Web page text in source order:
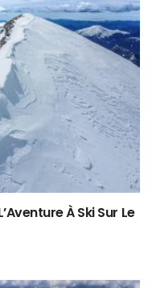
À Ski Sur Le